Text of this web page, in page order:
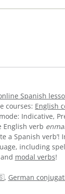
Spanish
courses: English
Indicative,
English verb
a Spanish
including
and modal verbs!
, German